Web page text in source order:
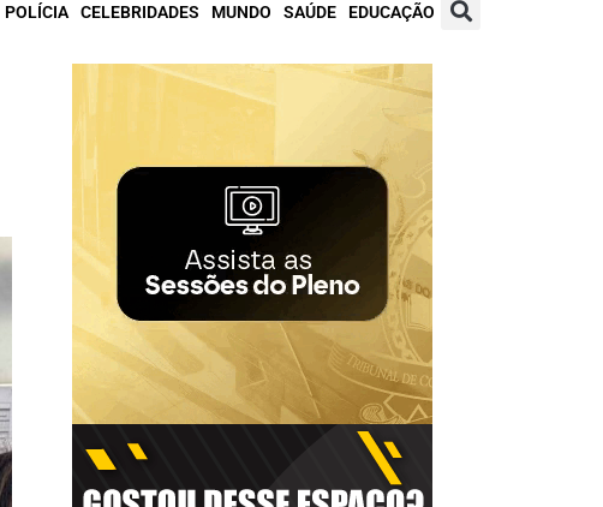
POLÍCIA CELEBRIDADES MUNDO SAÚDE EDUCAÇÃO